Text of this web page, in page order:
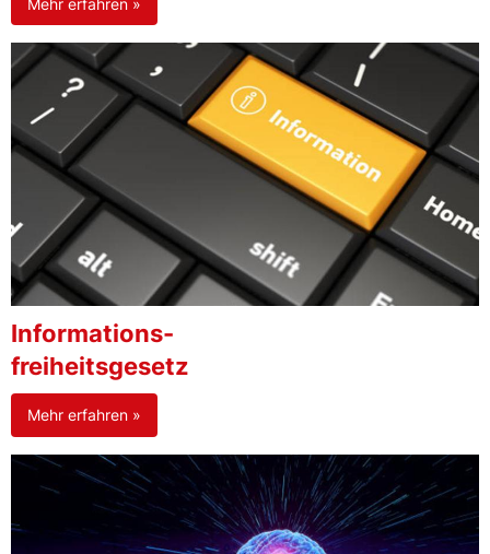
Informations-
freiheitsgesetz
Mehr erfahren »